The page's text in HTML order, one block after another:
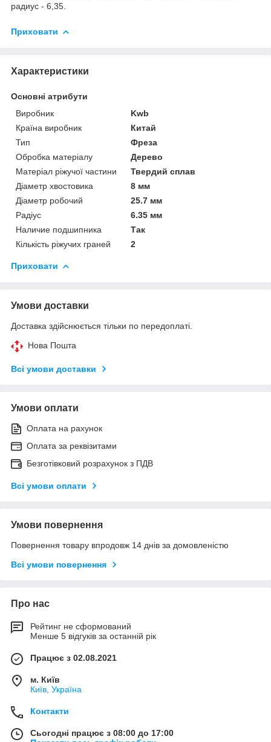
радиус - 6,35.
Приховати
Характеристики
Основні атрибути
Виробник
Kwb
Країна виробник
Китай
Тип
Фреза
Обробка матеріалу
Дерево
Матеріал ріжучої частини
Твердий сплав
Діаметр хвостовика
8 мм
Діаметр робочий
25.7 мм
Радіус
6.35 мм
Наличие подшипника
Так
Кількість ріжучих граней
2
Приховати
Умови доставки
Доставка здійснюється тільки по передоплаті.
Нова Пошта
Всі умови доставки
Умови оплати
Оплата на рахунок
Оплата за реквізитами
Безготівковий розрахунок з ПДВ
Всі умови оплати
Умови повернення
Повернення товару впродовж 14 днів за домовленістю
Всі умови повернення
Про нас
Рейтинг не сформований
Менше 5 відгуків за останній рік
Працює з 02.08.2021
м. Київ
Київ, Україна
Контакти
Сьогодні працює з 08:00 до 17:00